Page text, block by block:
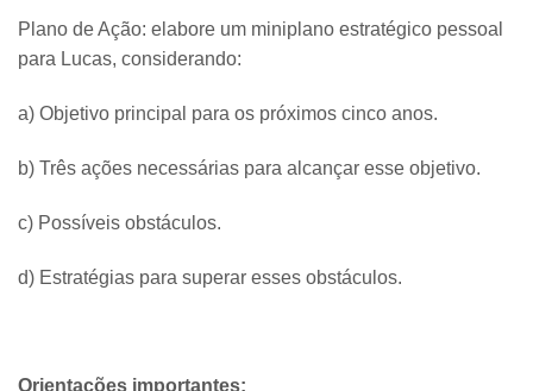
Plano de Ação: elabore um miniplano estratégico pessoal
para Lucas, considerando:
a) Objetivo principal para os próximos cinco anos.
b) Três ações necessárias para alcançar esse objetivo.
c) Possíveis obstáculos.
d) Estratégias para superar esses obstáculos.
​Orientações importantes: